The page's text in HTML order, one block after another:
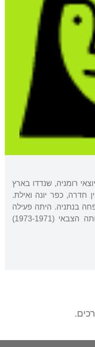
רומניה, שנדדו בארץ
חדרה, כפר יונה ואילת.
בנתניה. היתה פעילה
בתנועת "הנוער העובד". את שירותה הצבאי (1973-1971)